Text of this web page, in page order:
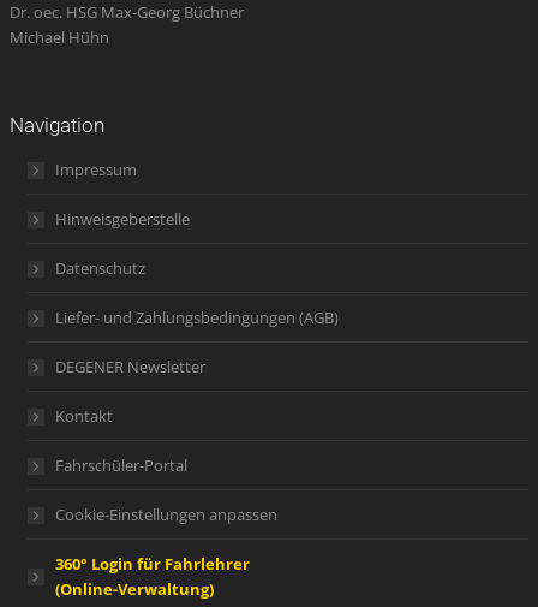
Dr. oec. HSG Max-Georg Büchner
Michael Hühn
Navigation
Impressum
Hinweisgeberstelle
Datenschutz
Liefer- und Zahlungsbedingungen (AGB)
DEGENER Newsletter
Kontakt
Fahrschüler-Portal
Cookie-Einstellungen anpassen
360° Login für Fahrlehrer
(Online-Verwaltung)